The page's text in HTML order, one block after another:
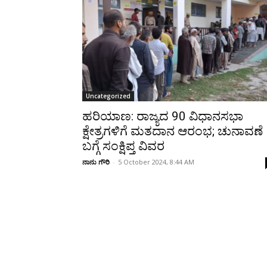
Uncategorized
ಹರಿಯಾಣ: ರಾಜ್ಯದ 90 ವಿಧಾನಸಭಾ
ಕ್ಷೇತ್ರಗಳಿಗೆ ಮತದಾನ ಆರಂಭ; ಚುನಾವಣೆ
ಬಗ್ಗೆ ಸಂಕ್ಷಿಪ್ತ ವಿವರ
ನಾನು ಗೌರಿ - 5 October 2024, 8:44 AM